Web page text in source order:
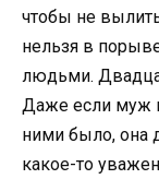
чтобы не
нельзя в
людьми.
Даже если муж
ними было, она
какое-то